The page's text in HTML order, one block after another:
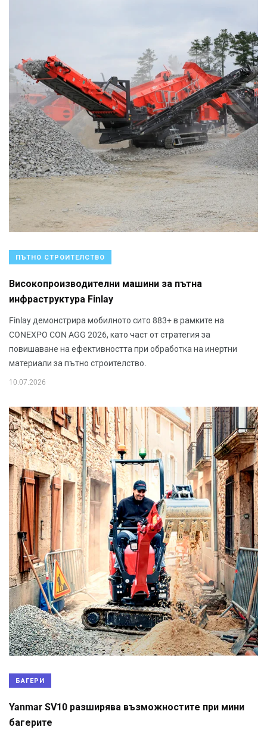
ПЪТНО СТРОИТЕЛСТВО
Високопроизводителни машини за пътна
инфраструктура Finlay
Finlay демонстрира мобилното сито 883+ в рамките на
CONEXPO CON AGG 2026, като част от стратегия за
повишаване на ефективността при обработка на инертни
материали за пътно строителство.
10.07.2026
БАГЕРИ
Yanmar SV10 разширява възможностите при мини
багерите